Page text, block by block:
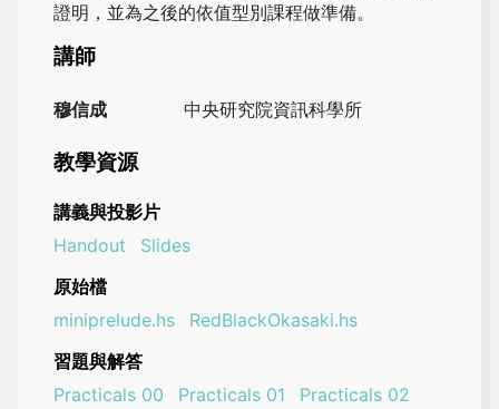
證明，並為之後的依值型別課程做準備。
講師
穆信成 中央研究院資訊科學所
教學資源
講義與投影片
Handout
Slides
原始檔
miniprelude.hs
RedBlackOkasaki.hs
習題與解答
Practicals 00
Practicals 01
Practicals 02